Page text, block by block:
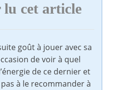
lu cet article
goût à jouer avec sa
de voir à quel
de ce dernier et
à le recommander à